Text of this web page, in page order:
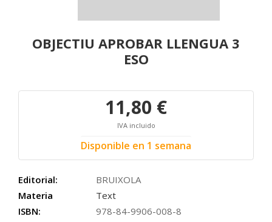
OBJECTIU APROBAR LLENGUA 3
ESO
11,80 €
IVA incluido
Disponible en 1 semana
Editorial:
BRUIXOLA
Materia
Text
ISBN:
978-84-9906-008-8